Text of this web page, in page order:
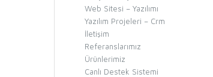
Web Sitesi – Yazılımı
Yazılım Projeleri – Crm
İletişim
Referanslarımız
Ürünlerimiz
Canlı Destek Sistemi